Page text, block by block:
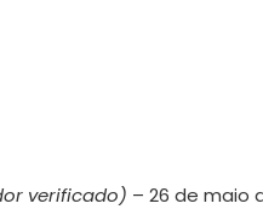
verificado) – 26 de maio